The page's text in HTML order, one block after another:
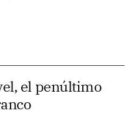
el penúltimo